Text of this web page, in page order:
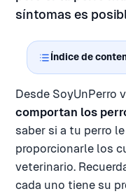
síntomas es
Índice de
Desde SoyUnPerro
comportan los
saber si a tu perro
proporcionarle los
veterinario.
cada uno tiene su